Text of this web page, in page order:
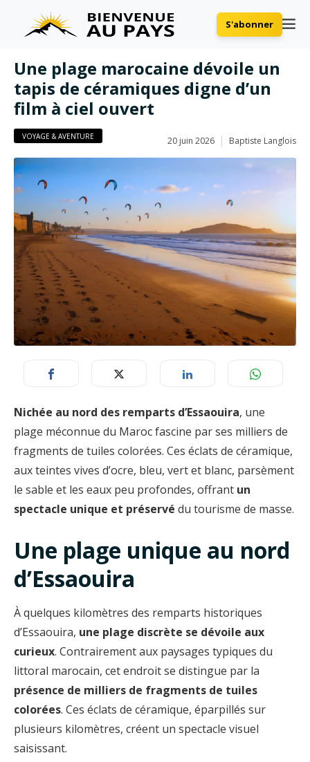
S'abonner
Une plage marocaine dévoile un
tapis de céramiques digne d’un
film à ciel ouvert
VOYAGE & AVENTURE 20 juin 2026 Baptiste Langlois
Nichée au nord des remparts d’Essaouira, une
plage méconnue du Maroc fascine par ses milliers de
fragments de tuiles colorées. Ces éclats de céramique,
aux teintes vives d’ocre, bleu, vert et blanc, parsèment
le sable et les eaux peu profondes, offrant un
spectacle unique et préservé du tourisme de masse.
Une plage unique au nord
d’Essaouira
À quelques kilomètres des remparts historiques
d’Essaouira, une plage discrète se dévoile aux
curieux. Contrairement aux paysages typiques du
littoral marocain, cet endroit se distingue par la
présence de milliers de fragments de tuiles
colorées. Ces éclats de céramique, éparpillés sur
plusieurs kilomètres, créent un spectacle visuel
saisissant.